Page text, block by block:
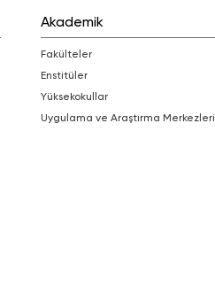
Akademik
Fakülteler
Enstitüler
Yüksekokullar
Uygulama ve Araştırma Merkezleri